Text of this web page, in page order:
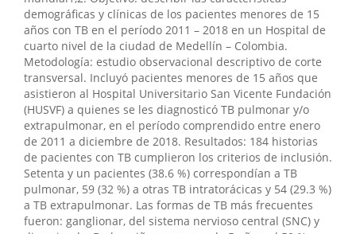
demográficas y clínicas de los pacientes menores de 15
años con TB en el período 2011 – 2018 en un Hospital de
cuarto nivel de la ciudad de Medellín – Colombia.
Metodología: estudio observacional descriptivo de corte
transversal. Incluyó pacientes menores de 15 años que
asistieron al Hospital Universitario San Vicente Fundación
(HUSVF) a quienes se les diagnosticó TB pulmonar y/o
extrapulmonar, en el período comprendido entre enero
de 2011 a diciembre de 2018. Resultados: 184 historias
de pacientes con TB cumplieron los criterios de inclusión.
Setenta y un pacientes (38.6 %) correspondían a TB
pulmonar, 59 (32 %) a otras TB intratorácicas y 54 (29.3 %)
a TB extrapulmonar. Las formas de TB más frecuentes
fueron: ganglionar, del sistema nervioso central (SNC) y